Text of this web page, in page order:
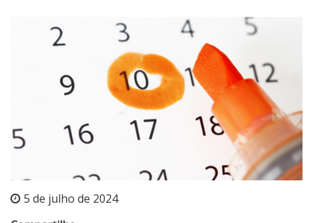
5 de julho de 2024